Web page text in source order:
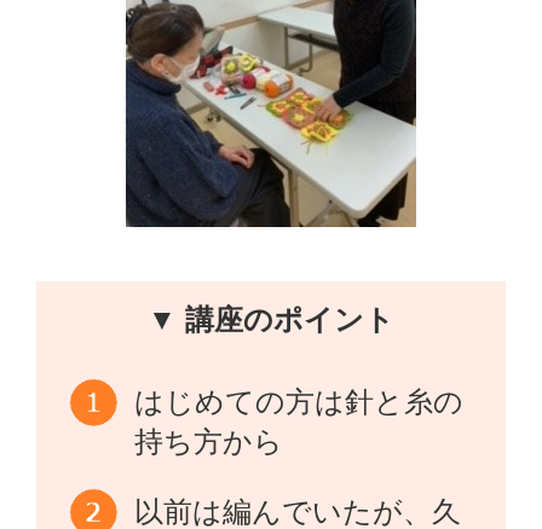
▼ 講座のポイント
はじめての方は針と糸の
持ち方から
以前は編んでいたが、久